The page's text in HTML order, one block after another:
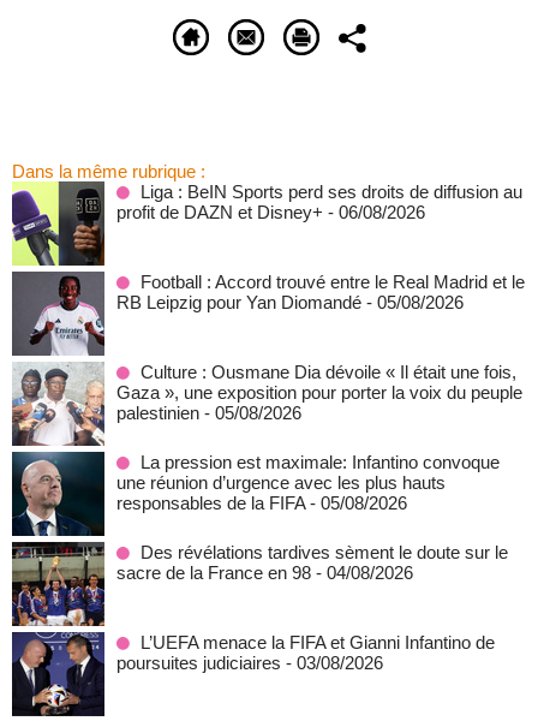
Dans la même rubrique :
Liga : BeIN Sports perd ses droits de diffusion au
profit de DAZN et Disney+ - 06/08/2026
Football : Accord trouvé entre le Real Madrid et le
RB Leipzig pour Yan Diomandé - 05/08/2026
Culture : Ousmane Dia dévoile « Il était une fois,
Gaza », une exposition pour porter la voix du peuple
palestinien - 05/08/2026
La pression est maximale: Infantino convoque
une réunion d’urgence avec les plus hauts
responsables de la FIFA - 05/08/2026
Des révélations tardives sèment le doute sur le
sacre de la France en 98 - 04/08/2026
L’UEFA menace la FIFA et Gianni Infantino de
poursuites judiciaires - 03/08/2026